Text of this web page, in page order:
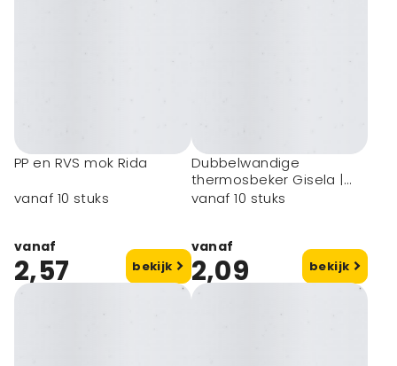
PP en RVS mok Rida
vanaf 10 stuks
vanaf
2,57 bekijk
Dubbelwandige
thermosbeker Gisela |
300 ml
vanaf 10 stuks
vanaf
2,09 bekijk